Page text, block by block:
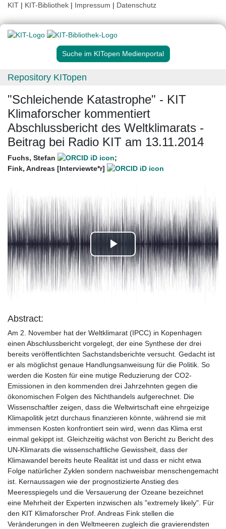
KIT | KIT-Bibliothek | Impressum | Datenschutz
Suche im KITopen Medienportal
Repository KITopen
"Schleichende Katastrophe" - KIT
Klimaforscher kommentiert
Abschlussbericht des Weltklimarats -
Beitrag bei Radio KIT am 13.11.2014
Fuchs, Stefan
;
Fink, Andreas [Interviewte*r]
Play
Video
Abstract:
Am 2. November hat der Weltklimarat (IPCC) in Kopenhagen
einen Abschlussbericht vorgelegt, der eine Synthese der drei
bereits veröffentlichten Sachstandsberichte versucht. Gedacht ist
er als möglichst genaue Handlungsanweisung für die Politik. So
werden die Kosten für eine mutige Reduzierung der CO2-
Emissionen in den kommenden drei Jahrzehnten gegen die
ökonomischen Folgen des Nichthandels aufgerechnet. Die
Wissenschaftler zeigen, dass die Weltwirtschaft eine ehrgeizige
Klimapolitik jetzt durchaus finanzieren könnte, während sie mit
immensen Kosten konfrontiert sein wird, wenn das Klima erst
einmal gekippt ist. Gleichzeitig wächst von Bericht zu Bericht des
UN-Klimarats die wissenschaftliche Gewissheit, dass der
Klimawandel bereits heute Realität ist und dass er nicht etwa
Folge natürlicher Zyklen sondern nachweisbar menschengemacht
ist. Kernaussagen wie der prognostizierte Anstieg des
Meeresspiegels und die Versauerung der Ozeane bezeichnet
eine Mehrheit der Experten inzwischen als "extremely likely". Für
den KIT Klimaforscher Prof. Andreas Fink stellen die
Veränderungen in den Weltmeeren zugleich die gravierendsten